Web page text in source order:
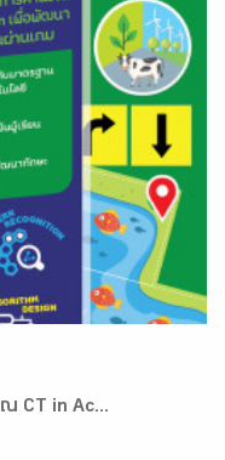
CT in Ac...